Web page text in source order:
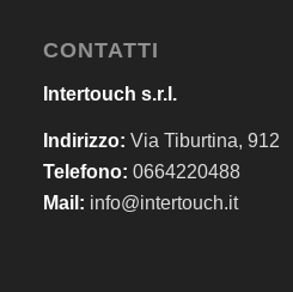
CONTATTI
Intertouch s.r.l.
Indirizzo: Via Tiburtina, 912
Telefono: 0664220488
Mail: info@intertouch.it